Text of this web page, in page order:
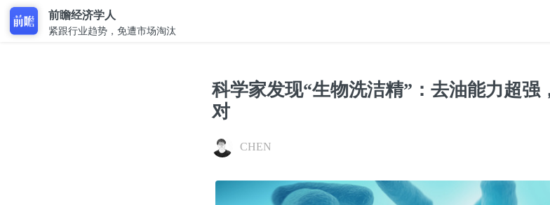
前瞻经济学人
紧跟行业趋势，免遭市场淘汰
科学家发现“生物洗洁精”：去油能力超强
对
CHEN